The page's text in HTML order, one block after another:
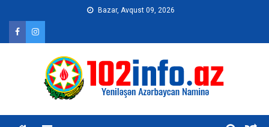
content
Bazar, Avqust 09, 2026